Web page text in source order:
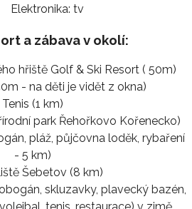
Elektronika: tv
a zábava v okolí:
hřiště Golf & Ski Resort ( 50m)
- na děti je vidět z okna)
Tenis (1 km)
park Řehořkovo Kořenecko)
pláž, půjčovna loděk, rybaření
- 5 km)
Šebetov (8 km)
skluzavky, plavecký bazén,